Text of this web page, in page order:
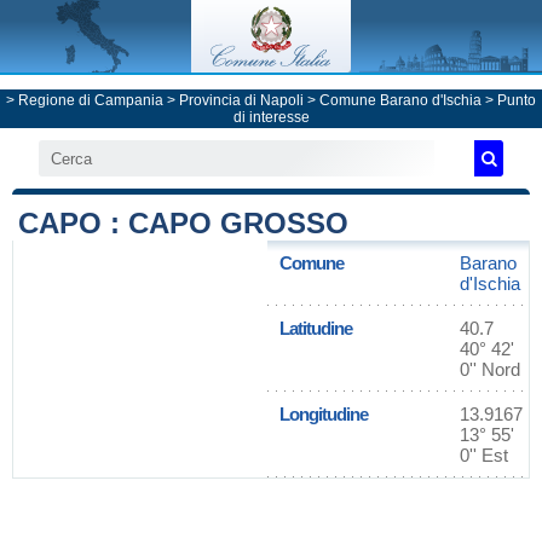
> Regione di Campania > Provincia di Napoli > Comune Barano d'Ischia > Punto
di interesse
CAPO : CAPO GROSSO
Comune
Barano
d'Ischia
Latitudine
40.7
40° 42'
0'' Nord
Longitudine
13.9167
13° 55'
0'' Est